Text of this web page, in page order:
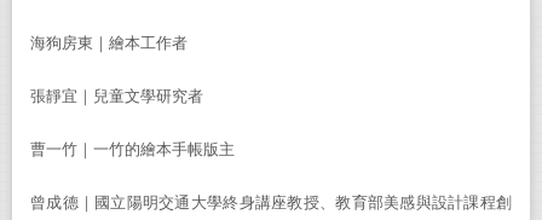
海狗房東｜繪本工作者
張靜宜｜兒童文學研究者
曹一竹｜一竹的繪本手帳版主
曾成德｜國立陽明交通大學終身講座教授、教育部美感與設計課程創